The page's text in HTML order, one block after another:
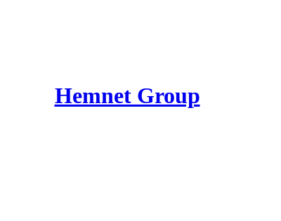
Hemnet Group